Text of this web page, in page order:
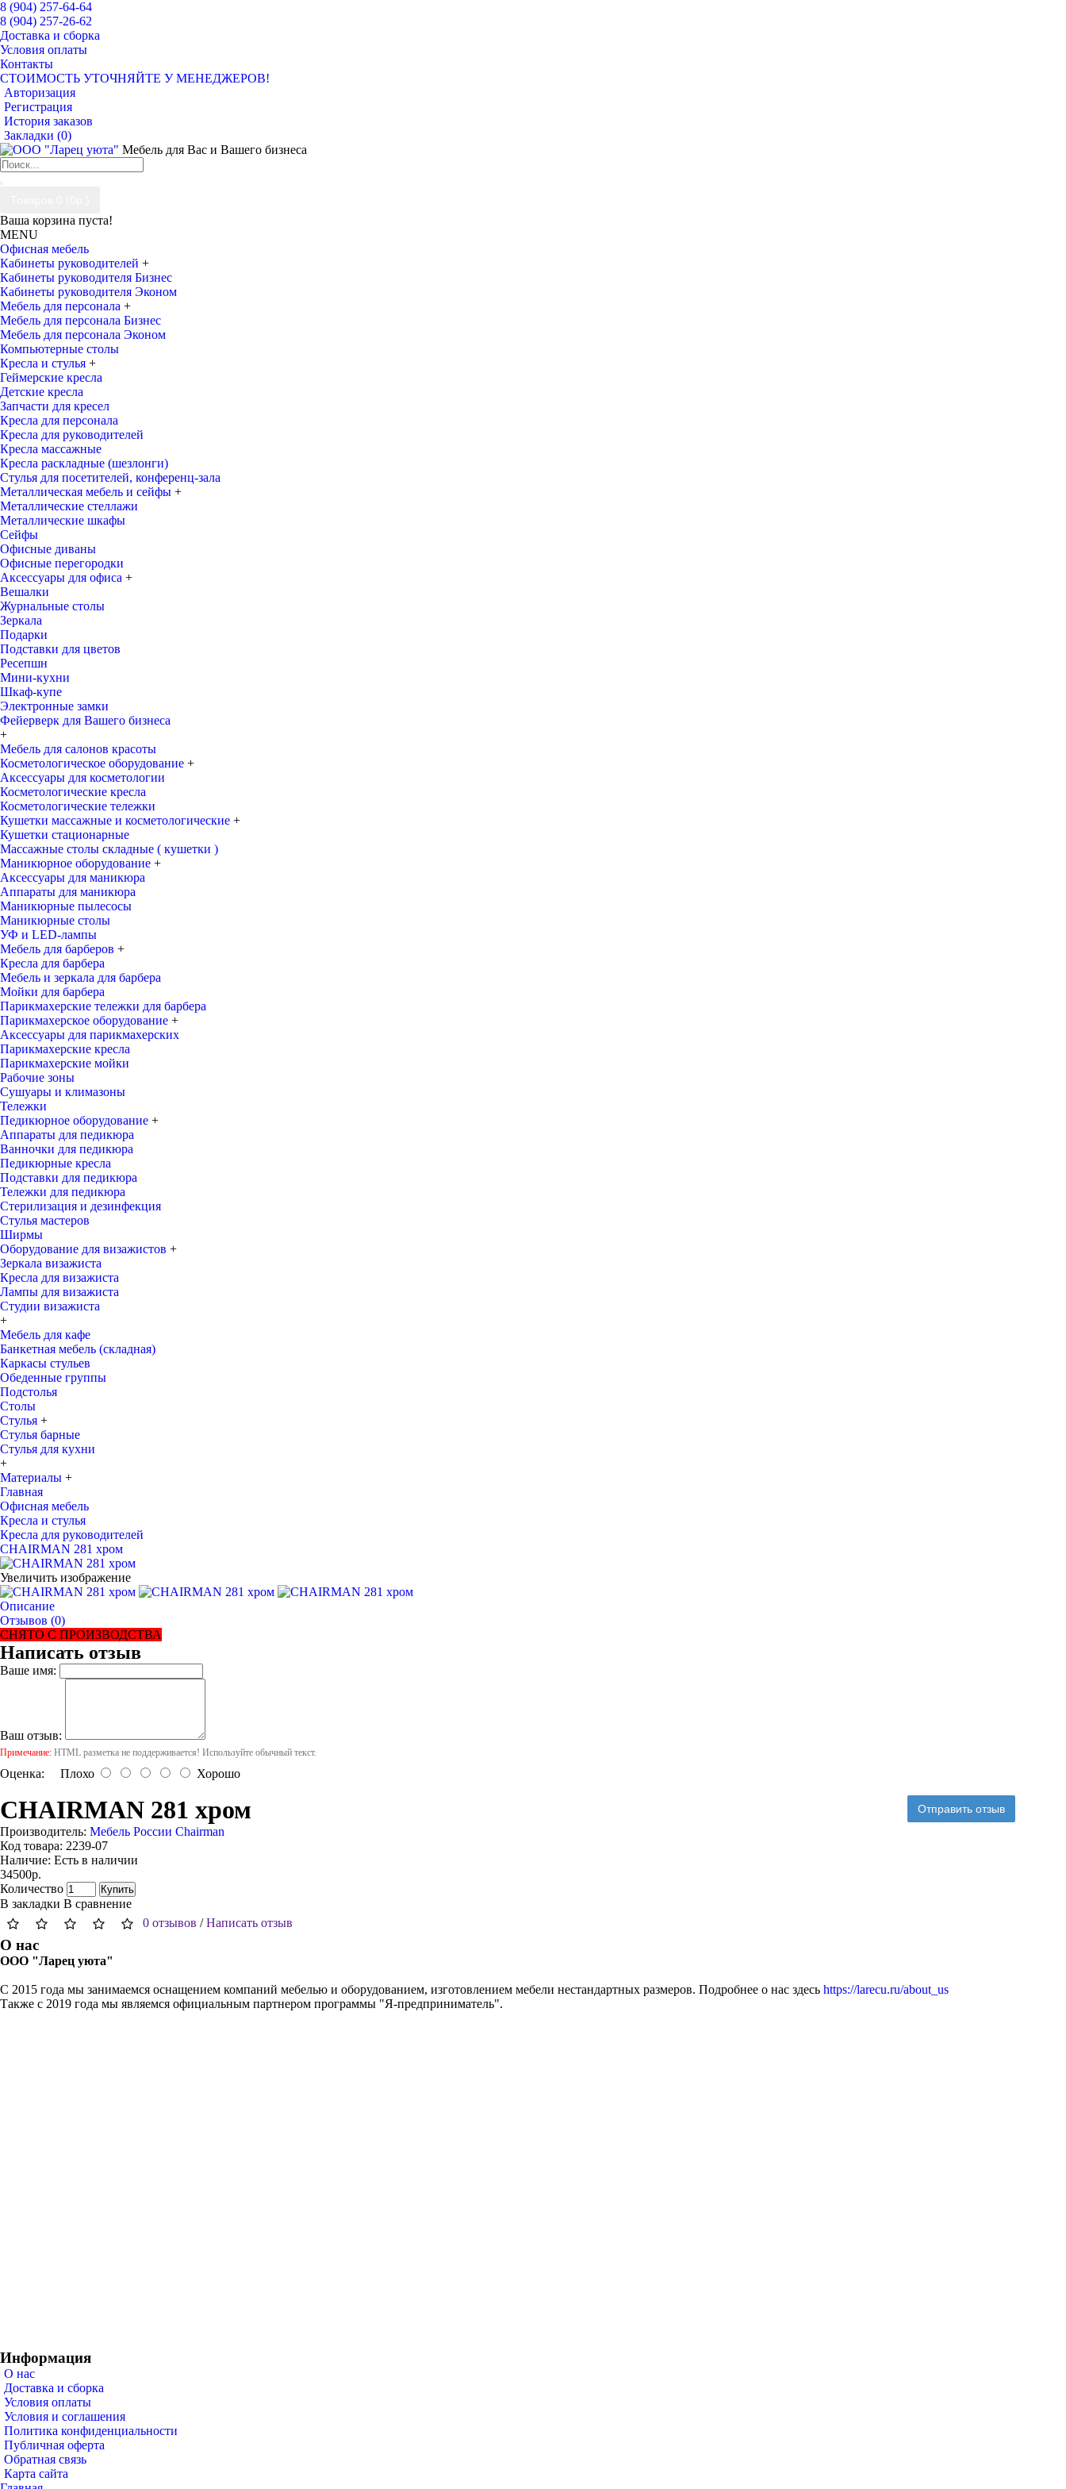
8 (904) 257-64-64
8 (904) 257-26-62
Доставка и сборка
Условия оплаты
Контакты
СТОИМОСТЬ УТОЧНЯЙТЕ У МЕНЕДЖЕРОВ!
Авторизация
Регистрация
История заказов
Закладки (0)
Мебель для Вас и Вашего бизнеса
Ваша корзина пуста!
MENU
Офисная мебель
Кабинеты руководителей +
Кабинеты руководителя Бизнес
Кабинеты руководителя Эконом
Мебель для персонала +
Мебель для персонала Бизнес
Мебель для персонала Эконом
Компьютерные столы
Кресла и стулья +
Геймерские кресла
Детские кресла
Запчасти для кресел
Кресла для персонала
Кресла для руководителей
Кресла массажные
Кресла раскладные (шезлонги)
Стулья для посетителей, конференц-зала
Металлическая мебель и сейфы +
Металлические стеллажи
Металлические шкафы
Сейфы
Офисные диваны
Офисные перегородки
Аксессуары для офиса +
Вешалки
Журнальные столы
Зеркала
Подарки
Подставки для цветов
Ресепшн
Мини-кухни
Шкаф-купе
Электронные замки
Фейерверк для Вашего бизнеса
+
Мебель для салонов красоты
Косметологическое оборудование +
Аксессуары для косметологии
Косметологические кресла
Косметологические тележки
Кушетки массажные и косметологические +
Кушетки стационарные
Массажные столы складные ( кушетки )
Маникюрное оборудование +
Аксессуары для маникюра
Аппараты для маникюра
Маникюрные пылесосы
Маникюрные столы
УФ и LED-лампы
Мебель для барберов +
Кресла для барбера
Мебель и зеркала для барбера
Мойки для барбера
Парикмахерские тележки для барбера
Парикмахерское оборудование +
Аксессуары для парикмахерских
Парикмахерские кресла
Парикмахерские мойки
Рабочие зоны
Сушуары и климазоны
Тележки
Педикюрное оборудование +
Аппараты для педикюра
Ванночки для педикюра
Педикюрные кресла
Подставки для педикюра
Тележки для педикюра
Стерилизация и дезинфекция
Стулья мастеров
Ширмы
Оборудование для визажистов +
Зеркала визажиста
Кресла для визажиста
Лампы для визажиста
Студии визажиста
+
Мебель для кафе
Банкетная мебель (складная)
Каркасы стульев
Обеденные группы
Подстолья
Столы
Стулья +
Стулья барные
Стулья для кухни
+
Материалы +
Главная
Офисная мебель
Кресла и стулья
Кресла для руководителей
CHAIRMAN 281 хром
Увеличить изображение
Описание
Отзывов (0)
СНЯТО С ПРОИЗВОДСТВА
Написать отзыв
Ваше имя:
Ваш отзыв:
Примечание: HTML разметка не поддерживается! Используйте обычный текст.
Оценка: Плохо Хорошо
Отправить отзыв
CHAIRMAN 281 хром
Производитель: Мебель России Chairman
Код товара: 2239-07
Наличие: Есть в наличии
34500р.
Количество
Купить
В закладки В сравнение
0 отзывов /Написать отзыв
О нас
ООО "Ларец уюта"
С 2015 года мы занимаемся оснащением компаний мебелью и оборудованием, изготовлением мебели нестандартных размеров. Подробнее о нас здесь https://larecu.ru/about_us
Также с 2019 года мы являемся официальным партнером программы "Я-предприниматель".
Информация
О нас
Доставка и сборка
Условия оплаты
Условия и соглашения
Политика конфиденциальности
Публичная оферта
Обратная связь
Карта сайта